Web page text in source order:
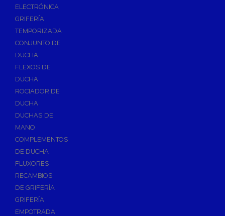
Accesorios y Repuestos de Gas
Baterias y Contadores
Bombas
Bombas Sumergibles
Bombas de Drenaje y Residual
Bombas de Superficies Horizontal y Vertical
Desagües
Válvulas de Desagüe
Válvulas para Platos de Ducha y Bañeras
Sifones
Sumideros y Botes Sifónicos
Accesorios para Desagüe
Flotadores y Boyas
ELECTRÓNICA
GRIFERÍA
TEMPORIZADA
CONJUNTO DE
DUCHA
FLEXOS DE
DUCHA
ROCIADOR DE
DUCHA
DUCHAS DE
MANO
COMPLEMENTOS
DE DUCHA
FLUXORES
RECAMBIOS
DE GRIFERÍA
GRIFERÍA
EMPOTRADA